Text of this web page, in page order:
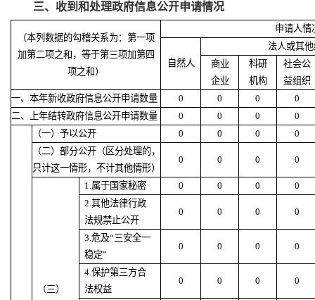
三、收到和处理政府信息公开申请情况
（本列数据的勾稽关系为：第一项
加第二项之和，等于第三项加第四
项之和）
申请人情
自然人
法人或其
商业
企业
科研
机构
社会公
益组织
一、本年新收政府信息公开申请数量
0 0 0
0
二、上年结转政府信息公开申请数量
0 0 0 0
（一）予以公开 0 0 0
0
（二）部分公开（区分处理的，
只计这一情形，不计其他情形）
0 0 0 0
（三）
1.属于国家秘密 0 0 0
0
2.其他法律行政
法规禁止公开
0 0 0 0
3.危及“三安全一
稳定”
0 0 0 0
4.保护第三方合
法权益
0 0 0 0